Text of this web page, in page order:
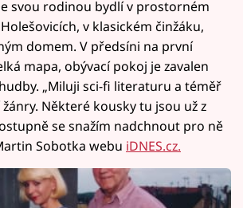
svou rodinou bydlí v prostorném
v klasickém činžáku,
domem. V předsíni na první
mapa, obývací pokoj je zavalen
„Miluji sci-fi literaturu a téměř
Některé kousky tu jsou už z
se snažím nadchnout pro ně
Sobotka webu iDNES.cz.